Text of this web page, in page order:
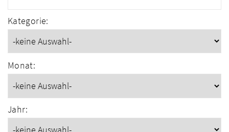
Kategorie:
Monat:
Jahr: